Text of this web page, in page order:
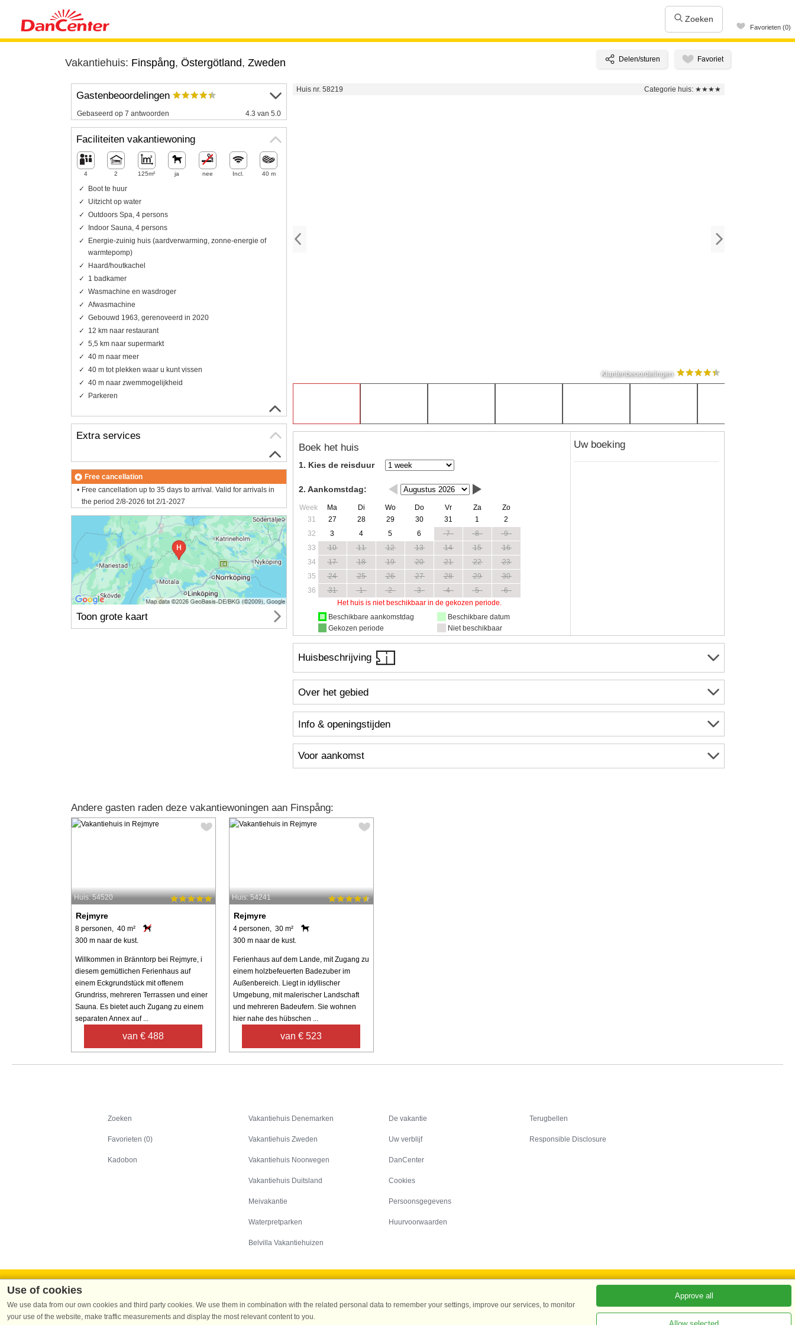
Zoeken
Favorieten (0)
Vakantiehuis: Finspång, Östergötland, Zweden
Huis nr. 58219 Categorie huis: ★★★★
Klantenbeoordelingen
Boek het huis
1. Kies de reisduur
2. Aankomstdag:
Week Ma Di Wo Do Vr Za
Zo
31
27 28 29 30 31 1
2
32
3 4 5 6 7 8
9
33
10 11 12 13 14 15
16
34
17 18 19 20 21 22
23
35
24 25 26 27 28 29
30
36
31 1 2 3 4 5
6
Het huis is niet beschikbaar in de gekozen periode.
Beschikbare aankomstdag
Gekozen periode
Beschikbare datum
Niet beschikbaar
Uw boeking
Huisbeschrijving
Over het gebied
Info & openingstijden
Voor aankomst
Gastenbeoordelingen
Gebaseerd op 7 antwoorden 4.3 van 5.0
Faciliteiten vakantiewoning
4 2 125m² ja nee Incl. 40 m
Boot te huur
Uitzicht op water
Outdoors Spa, 4 persons
Indoor Sauna, 4 persons
Energie-zuinig huis (aardverwarming, zonne-energie of
warmtepomp)
Haard/houtkachel
1 badkamer
Wasmachine en wasdroger
Afwasmachine
Gebouwd 1963, gerenoveerd in 2020
12 km naar restaurant
5,5 km naar supermarkt
40 m naar meer
40 m tot plekken waar u kunt vissen
40 m naar zwemmogelijkheid
Parkeren
Extra services
Free cancellation
Free cancellation up to 35 days to arrival. Valid for arrivals in
the period 2/8-2026 tot 2/1-2027
Toon grote kaart
Andere gasten raden deze vakantiewoningen aan Finspång:
Huis: 54520
Rejmyre
8 personen, 40 m²
300 m naar de kust.
Willkommen in Bränntorp bei Rejmyre, i
diesem gemütlichen Ferienhaus auf
einem Eckgrundstück mit offenem
Grundriss, mehreren Terrassen und einer
Sauna. Es bietet auch Zugang zu einem
separaten Annex auf ...
van € 488
Huis: 54241
Rejmyre
4 personen, 30 m²
300 m naar de kust.
Ferienhaus auf dem Lande, mit Zugang zu
einem holzbefeuerten Badezuber im
Außenbereich. Liegt in idyllischer
Umgebung, mit malerischer Landschaft
und mehreren Badeufern. Sie wohnen
hier nahe des hübschen ...
van € 523
Zoeken
Favorieten (0)
Kadobon
Vakantiehuis Denemarken
Vakantiehuis Zweden
Vakantiehuis Noorwegen
Vakantiehuis Duitsland
Meivakantie
Waterpretparken
Belvilla Vakantiehuizen
De vakantie
Uw verblijf
DanCenter
Cookies
Persoonsgegevens
Huurvoorwaarden
Terugbellen
Responsible Disclosure
Tel.: +45 70 13 00 00 - Fax.: +45 70 13 70 70 - CVR: 67324013
Danske Bank Copenhagen - IBAN: DK35 3000 4073 0424 53 - BIC/Swift Code : DABADKKK
Use of cookies
We use data from our own cookies and third party cookies. We use them in combination with the related personal data to remember your settings, improve our services, to monitor
your use of the website, make traffic measurements and display the most relevant content to you.
Approve all